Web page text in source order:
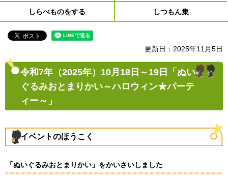
しらべものをする しつもん集
更新日：2025年11月5日
​​​令和7年（2025年）10月18日～19日「ぬい
ぐるみおとまりかい～ハロウィン★パーテ
ィー～」
イベントのほうこく
「ぬいぐるみおとまりかい」をかいさいしました